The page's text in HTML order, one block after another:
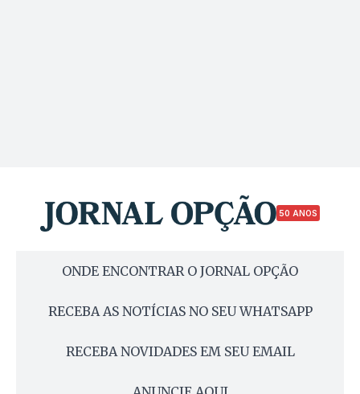
50 ANOS
ONDE ENCONTRAR O JORNAL OPÇÃO
RECEBA AS NOTÍCIAS NO SEU WHATSAPP
RECEBA NOVIDADES EM SEU EMAIL